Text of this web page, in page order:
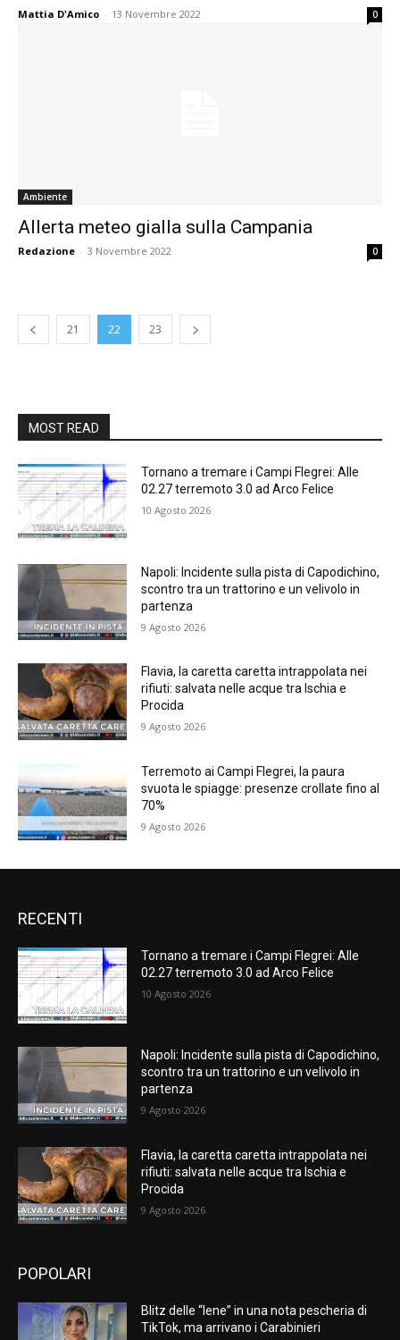
Mattia D'Amico - 13 Novembre 2022 0
Ambiente
Allerta meteo gialla sulla Campania
Redazione - 3 Novembre 2022 0
21 22 23
MOST READ
Tornano a tremare i Campi Flegrei: Alle
02.27 terremoto 3.0 ad Arco Felice
10 Agosto 2026
Napoli: Incidente sulla pista di Capodichino,
scontro tra un trattorino e un velivolo in
partenza
9 Agosto 2026
Flavia, la caretta caretta intrappolata nei
rifiuti: salvata nelle acque tra Ischia e
Procida
9 Agosto 2026
Terremoto ai Campi Flegrei, la paura
svuota le spiagge: presenze crollate fino al
70%
9 Agosto 2026
RECENTI
Tornano a tremare i Campi Flegrei: Alle
02.27 terremoto 3.0 ad Arco Felice
10 Agosto 2026
Napoli: Incidente sulla pista di Capodichino,
scontro tra un trattorino e un velivolo in
partenza
9 Agosto 2026
Flavia, la caretta caretta intrappolata nei
rifiuti: salvata nelle acque tra Ischia e
Procida
9 Agosto 2026
POPOLARI
Blitz delle “Iene” in una nota pescheria di
TikTok, ma arrivano i Carabinieri